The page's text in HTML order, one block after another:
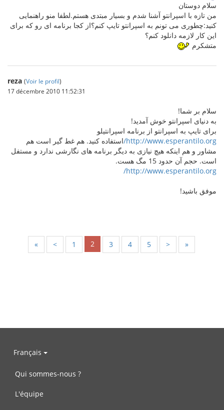
سلام دوستان
من تازه با اسپرانتو آشنا شدم و بسیار مبتدی هستم.لطفا منو راهنمایی
کنید:چطوری می تونم به اسپرانتو تایپ کنم؟از کجا برنامه ای رو که برای
این کار لازمه دانلود کنم؟
متشکرم
reza (Voir le profil)
17 décembre 2010 11:52:31
سلام بر شما!
به دنیای اسپرانتو خوش آمدید!
برای تایپ به اسپرانتو از برنامه اسپرانتیلو
http://www.esperantilo.org/ استفاده کنید. هم غط گیر است هم
مشاور و هم اینکه هیچ نیازی به دیگر برنامه های نگارشی ندارد و مستفل
است. حجم آن حدود 15 مگ هست.
http://www.esperantilo.org/
موفق باشید!
« < 1 2 3 4 5 > »
Français
Qui sommes-nous ?
L'équipe